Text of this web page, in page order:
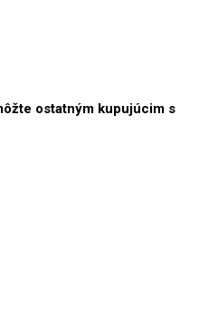
ostatným kupujúcim s